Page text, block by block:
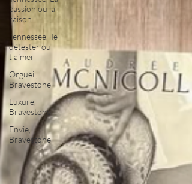
passion ou la
raison
Tennessee, Te
détester ou
t'aimer
Orgueil,
Bravestone
Luxure,
Bravestone
Envie,
Bravestone